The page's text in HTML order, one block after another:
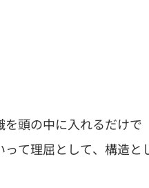
を頭の中に入れるだけで
て理屈として、構造と